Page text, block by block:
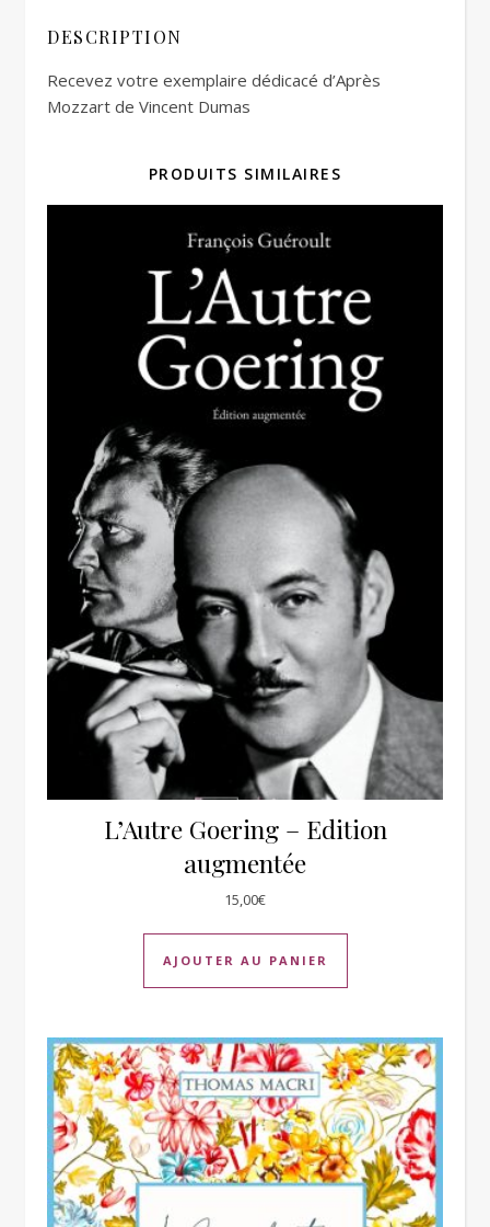
DESCRIPTION
Recevez votre exemplaire dédicacé d’Après
Mozzart de Vincent Dumas
PRODUITS SIMILAIRES
L’Autre Goering – Edition
augmentée
15,00€
AJOUTER AU PANIER